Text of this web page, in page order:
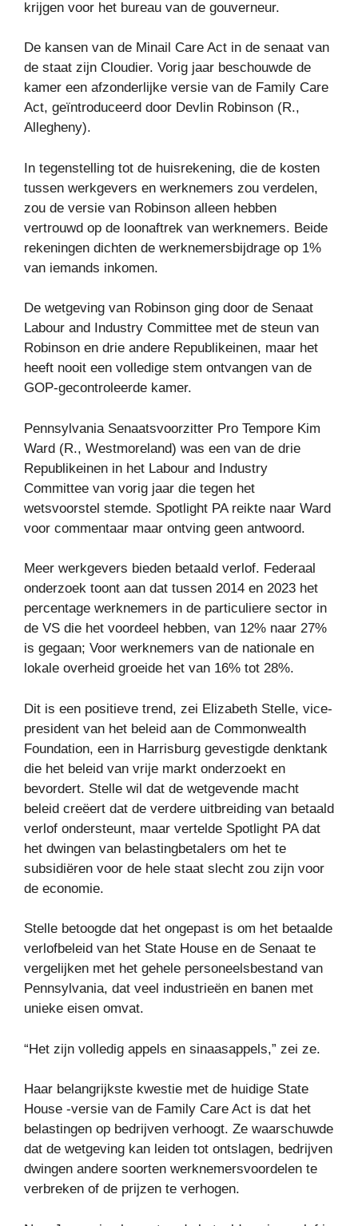
krijgen voor het bureau van de gouverneur.
De kansen van de Minail Care Act in de senaat van
de staat zijn Cloudier. Vorig jaar beschouwde de
kamer een afzonderlijke versie van de Family Care
Act, geïntroduceerd door Devlin Robinson (R.,
Allegheny).
In tegenstelling tot de huisrekening, die de kosten
tussen werkgevers en werknemers zou verdelen,
zou de versie van Robinson alleen hebben
vertrouwd op de loonaftrek van werknemers. Beide
rekeningen dichten de werknemersbijdrage op 1%
van iemands inkomen.
De wetgeving van Robinson ging door de Senaat
Labour and Industry Committee met de steun van
Robinson en drie andere Republikeinen, maar het
heeft nooit een volledige stem ontvangen van de
GOP-gecontroleerde kamer.
Pennsylvania Senaatsvoorzitter Pro Tempore Kim
Ward (R., Westmoreland) was een van de drie
Republikeinen in het Labour and Industry
Committee van vorig jaar die tegen het
wetsvoorstel stemde. Spotlight PA reikte naar Ward
voor commentaar maar ontving geen antwoord.
Meer werkgevers bieden betaald verlof. Federaal
onderzoek toont aan dat tussen 2014 en 2023 het
percentage werknemers in de particuliere sector in
de VS die het voordeel hebben, van 12% naar 27%
is gegaan; Voor werknemers van de nationale en
lokale overheid groeide het van 16% tot 28%.
Dit is een positieve trend, zei Elizabeth Stelle, vice-
president van het beleid aan de Commonwealth
Foundation, een in Harrisburg gevestigde denktank
die het beleid van vrije markt onderzoekt en
bevordert. Stelle wil dat de wetgevende macht
beleid creëert dat de verdere uitbreiding van betaald
verlof ondersteunt, maar vertelde Spotlight PA dat
het dwingen van belastingbetalers om het te
subsidiëren voor de hele staat slecht zou zijn voor
de economie.
Stelle betoogde dat het ongepast is om het betaalde
verlofbeleid van het State House en de Senaat te
vergelijken met het gehele personeelsbestand van
Pennsylvania, dat veel industrieën en banen met
unieke eisen omvat.
“Het zijn volledig appels en sinaasappels,” zei ze.
Haar belangrijkste kwestie met de huidige State
House -versie van de Family Care Act is dat het
belastingen op bedrijven verhoogt. Ze waarschuwde
dat de wetgeving kan leiden tot ontslagen, bedrijven
dwingen andere soorten werknemersvoordelen te
verbreken of de prijzen te verhogen.